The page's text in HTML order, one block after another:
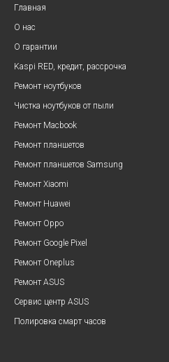
Главная
О нас
О гарантии
Kaspi RED, кредит, рассрочка
Ремонт ноутбуков
Чистка ноутбуков от пыли
Ремонт Macbook
Ремонт планшетов
Ремонт планшетов Samsung
Ремонт Xiaomi
Ремонт Huawei
Ремонт Oppo
Ремонт Google Pixel
Ремонт Oneplus
Ремонт ASUS
Сервис центр ASUS
Полировка смарт часов